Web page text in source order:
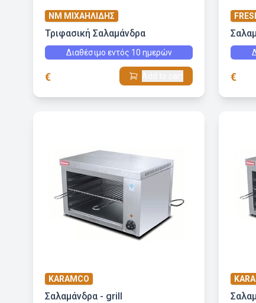
NM ΜΙΧΑΗΛΙΔΗΣ
Τριφασική Σαλαμάνδρα
Διαθέσιμο εντός 10 ημερών
€ €
KARAMCO
Σαλαμάνδρα - grill